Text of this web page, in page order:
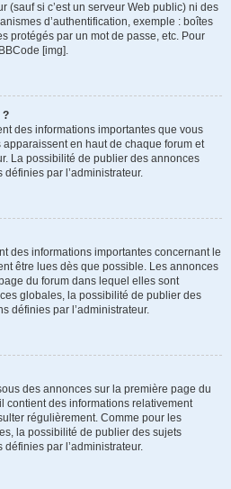
(sauf si c’est un serveur Web public) ni des
d’authentification, exemple : boîtes
protégés par un mot de passe, etc. Pour
[img].
?
des informations importantes que vous
en haut de chaque forum et
La possibilité de publier des annonces
par l’administrateur.
des informations importantes concernant le
être lues dès que possible. Les annonces
du forum dans lequel elles sont
globales, la possibilité de publier des
définies par l’administrateur.
des annonces sur la première page du
contient des informations relativement
régulièrement. Comme pour les
la possibilité de publier des sujets
par l’administrateur.